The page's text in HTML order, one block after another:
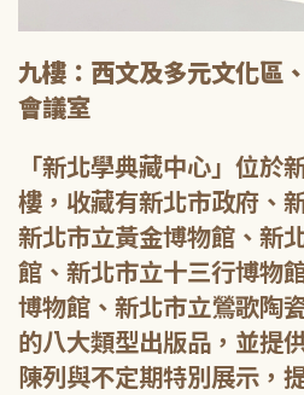
九樓：西文及多元文化區
會議室
「新北學典藏中心」位於
樓，收藏有新北市政府、
新北市立黃金博物館、新
館、新北市立十三行博物
博物館、新北市立鶯歌陶
的八大類型出版品，並提
陳列與不定期特別展示，